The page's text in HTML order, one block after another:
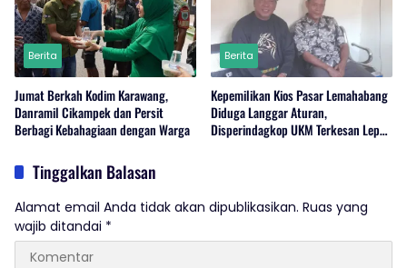
Berita
Jumat Berkah Kodim Karawang,
Danramil Cikampek dan Persit
Berbagi Kebahagiaan dengan Warga
Berita
Kepemilikan Kios Pasar Lemahabang
Diduga Langgar Aturan,
Disperindagkop UKM Terkesan Lepas
Tinggalkan Balasan
Alamat email Anda tidak akan dipublikasikan. Ruas yang
wajib ditandai *